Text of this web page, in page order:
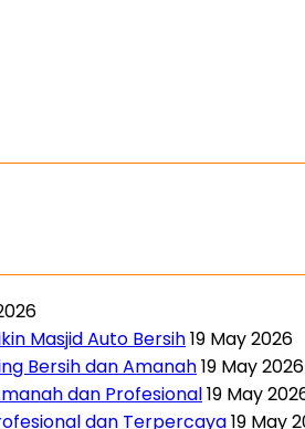
Masjid Auto Bersih19 May 2026
Bersih dan Amanah19 May 2026
dan Profesional19 May
dan Terpercaya19 May